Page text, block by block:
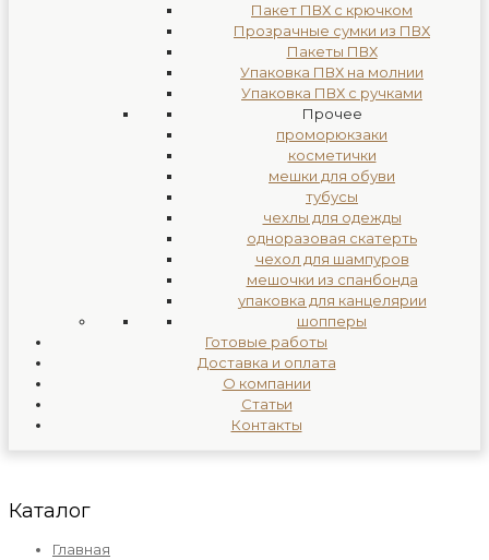
Пакет ПВХ с крючком
Прозрачные сумки из ПВХ
Пакеты ПВХ
Упаковка ПВХ на молнии
Упаковка ПВХ с ручками
Прочее
проморюкзаки
косметички
мешки для обуви
тубусы
чехлы для одежды
одноразовая скатерть
чехол для шампуров
мешочки из спанбонда
упаковка для канцелярии
шопперы
Готовые работы
Доставка и оплата
О компании
Статьи
Контакты
Каталог
Главная